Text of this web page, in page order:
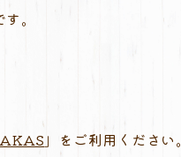
。
」をご利用ください。